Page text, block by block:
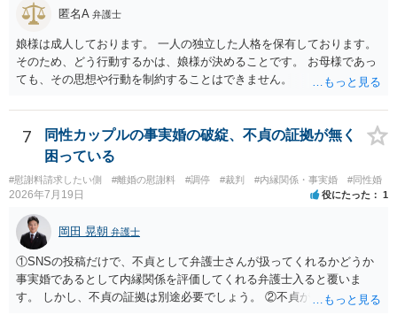
匿名A 弁護士
娘様は成人しております。 一人の独立した人格を保有しております。
そのため、どう行動するかは、娘様が決めることです。 お母様であっ
ても、その思想や行動を制約することはできません。
7
同性カップルの事実婚の破綻、不貞の証拠が無く
困っている
#慰謝料請求したい側 #離婚の慰謝料 #調停 #裁判 #内縁関係・事実婚 #同性婚
2026年7月19日 役にたった 1
岡田 晃朝 弁護士
①SNSの投稿だけで、不貞として弁護士さんが扱ってくれるかどうか
事実婚であるとして内縁関係を評価してくれる弁護士入ると覆いま
す。 しかし、不貞の証拠は別途必要でしょう。 ②不貞が認められない